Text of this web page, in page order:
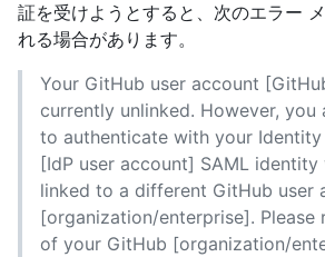
証を受けようとすると、次のエラー
れる場合があります。
Your GitHub user account
currently unlinked. However, you
to authenticate with your Identity
[IdP user account] SAML
linked to a different GitHub user
[organization/enterprise]. Please
of your GitHub [organization/